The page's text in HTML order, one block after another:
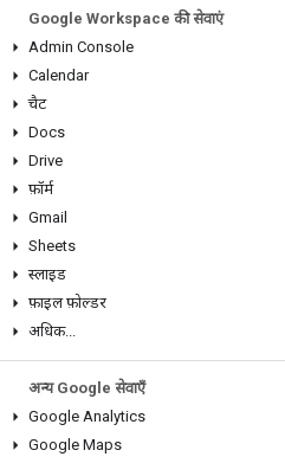
Google Workspace की सेवाएं
Admin Console
Calendar
चैट
Docs
Drive
फ़ॉर्म
Gmail
Sheets
स्लाइड
फ़ाइल फ़ोल्डर
अधिक...
अन्य Google सेवाएँ
Google Analytics
Google Maps